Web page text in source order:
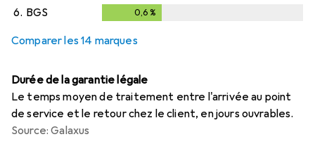
6. BGS 0,6 %
Comparer les 14 marques
Durée de la garantie légale
Le temps moyen de traitement entre l'arrivée au point
de service et le retour chez le client, en jours ouvrables.
Source: Galaxus